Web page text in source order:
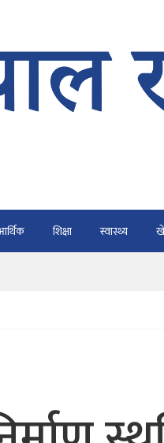
शिक्षा स्वास्थ्य
काठमाडौं ल्याइए
प्रतिवेदन कुर्नु पर्दैन : अध्यक्ष
डिजीटल अभियान
काठमाडौं ल्याइए